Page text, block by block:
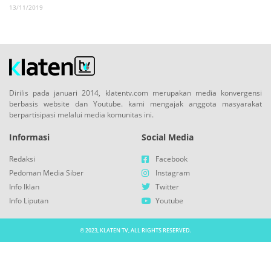
13/11/2019
Dirilis pada januari 2014, klatentv.com merupakan media konvergensi
berbasis website dan Youtube. kami mengajak anggota masyarakat
berpartisipasi melalui media komunitas ini.
Informasi
Redaksi
Pedoman Media Siber
Info Iklan
Info Liputan
Social Media
Facebook
Instagram
Twitter
Youtube
© 2023, KLATEN TV, ALL RIGHTS RESERVED.